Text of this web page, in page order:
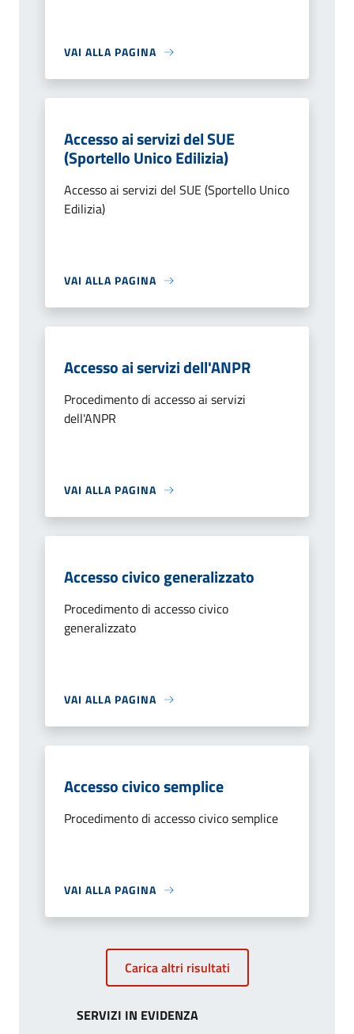
VAI ALLA PAGINA
Accesso ai servizi del SUE
(Sportello Unico Edilizia)
Accesso ai servizi del SUE (Sportello Unico
Edilizia)
VAI ALLA PAGINA
Accesso ai servizi dell'ANPR
Procedimento di accesso ai servizi
dell'ANPR
VAI ALLA PAGINA
Accesso civico generalizzato
Procedimento di accesso civico
generalizzato
VAI ALLA PAGINA
Accesso civico semplice
Procedimento di accesso civico semplice
VAI ALLA PAGINA
Carica altri risultati
SERVIZI IN EVIDENZA